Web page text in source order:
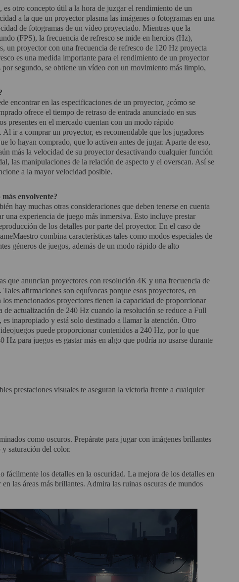
otro concepto útil a la hora de juzgar el rendimiento de un
a la que un proyector plasma las imágenes o fotogramas en una
de fotogramas de un vídeo proyectado. Mientras que la
(FPS), la frecuencia de refresco se mide en hercios (Hz),
un proyector con una frecuencia de refresco de 120 Hz proyecta
es una medida importante para el rendimiento de un proyector
segundo, se obtiene un vídeo con un movimiento más limpio,
encontrar en las especificaciones de un proyector, ¿cómo se
ofrece el tiempo de retraso de entrada anunciado en sus
presentes en el mercado cuentan con un modo rápido
ir a comprar un proyector, es recomendable que los jugadores
lo hayan comprado, que lo activen antes de jugar. Aparte de eso,
más la velocidad de su proyector desactivando cualquier función
las manipulaciones de la relación de aspecto y el overscan. Así se
a la mayor velocidad posible.
envolvente?
hay muchas otras consideraciones que deben tenerse en cuenta
una experiencia de juego más inmersiva. Esto incluye prestar
de los detalles por parte del proyector. En el caso de
combina características tales como modos especiales de
géneros de juegos, además de un modo rápido de alto
que anuncian proyectores con resolución 4K y una frecuencia de
afirmaciones son equívocas porque esos proyectores, en
mencionados proyectores tienen la capacidad de proporcionar
actualización de 240 Hz cuando la resolución se reduce a Full
inapropiado y está solo destinado a llamar la atención. Otro
puede proporcionar contenidos a 240 Hz, por lo que
para juegos es gastar más en algo que podría no usarse durante
prestaciones visuales te aseguran la victoria frente a cualquier
como oscuros. Prepárate para jugar con imágenes brillantes
saturación del color.
los detalles en la oscuridad. La mejora de los detalles en
las áreas más brillantes. Admira las ruinas oscuras de mundos